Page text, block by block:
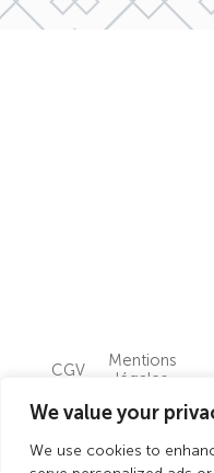
We value your
We use cookies to
CGV
Mentions
légales
L'abus d'alcool est